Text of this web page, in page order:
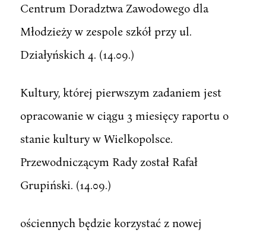
Centrum Doradztwa Zawodowego dla
Młodzieży w zespole szkół przy ul.
Działyńskich 4. (14.09.)
Kultury, której pierwszym zadaniem jest
opracowanie w ciągu 3 miesięcy raportu o
stanie kultury w Wielkopolsce.
Przewodniczącym Rady został Rafał
Grupiński. (14.09.)
ościennych będzie korzystać z nowej